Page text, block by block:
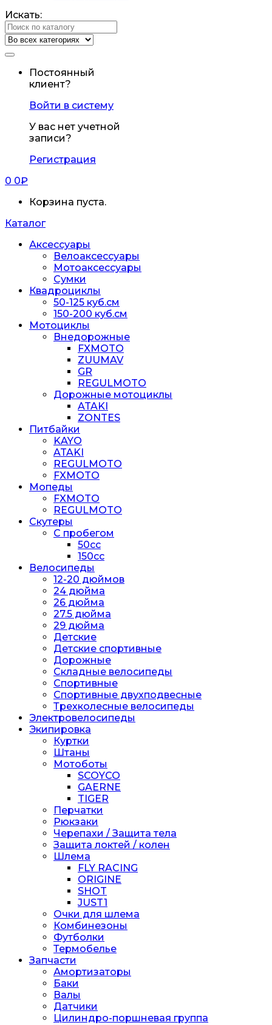
Искать:
Постоянный
клиент?
Войти в систему
У вас нет учетной
записи?
Регистрация
0 0₽
Корзина пуста.
Каталог
Аксессуары
Велоаксессуары
Мотоаксессуары
Сумки
Квадроциклы
50-125 куб.см
150-200 куб.см
Мотоциклы
Внедорожные
FXMOTO
ZUUMAV
GR
REGULMOTO
Дорожные мотоциклы
ATAKI
ZONTES
Питбайки
KAYO
ATAKI
REGULMOTO
FXMOTO
Мопеды
FXMOTO
REGULMOTO
Скутеры
С пробегом
50cc
150cc
Велосипеды
12-20 дюймов
24 дюйма
26 дюйма
27.5 дюйма
29 дюйма
Детские
Детские спортивные
Дорожные
Складные велосипеды
Спортивные
Спортивные двухподвесные
Трехколесные велосипеды
Электровелосипеды
Экипировка
Куртки
Штаны
Мотоботы
SCOYCO
GAERNE
TIGER
Перчатки
Рюкзаки
Черепахи / Защита тела
Защита локтей / колен
Шлема
FLY RACING
ORIGINE
SHOT
JUST1
Очки для шлема
Комбинезоны
Футболки
Термобелье
Запчасти
Амортизаторы
Баки
Валы
Датчики
Цилиндро-поршневая группа